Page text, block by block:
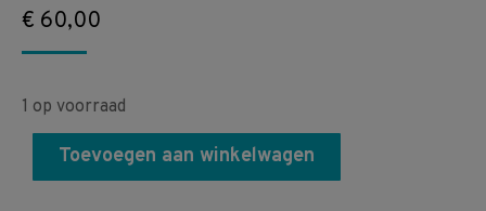
€ 60,00
1 op voorraad
Toevoegen aan winkelwagen